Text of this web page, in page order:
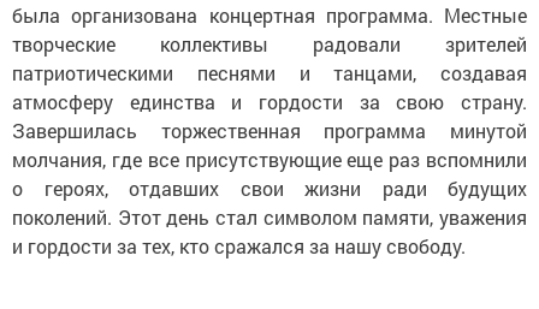
была организована концертная программа. Местные
творческие коллективы радовали зрителей
патриотическими песнями и танцами, создавая
атмосферу единства и гордости за свою страну.
Завершилась торжественная программа минутой
молчания, где все присутствующие еще раз вспомнили
о героях, отдавших свои жизни ради будущих
поколений. Этот день стал символом памяти, уважения
и гордости за тех, кто сражался за нашу свободу.